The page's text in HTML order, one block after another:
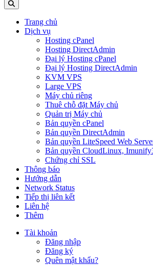
Trang chủ
Dịch vụ
Hosting cPanel
Hosting DirectAdmin
Đại lý Hosting cPanel
Đại lý Hosting DirectAdmin
KVM VPS
Large VPS
Máy chủ riêng
Thuê chỗ đặt Máy chủ
Quản trị Máy chủ
Bản quyền cPanel
Bản quyền DirectAdmin
Bản quyền LiteSpeed Web
Bản quyền CloudLinux,
Chứng chỉ SSL
Thông báo
Hướng dẫn
Network Status
Tiếp thị liên kết
Liên hệ
Thêm
Tài khoản
Đăng nhập
Đăng ký
Quên mật khẩu?